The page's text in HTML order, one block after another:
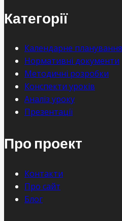
Категорії
Календарне планування
Нормативні документи
Методичні розробки
Конспекти уроків
Аналіз уроку
Презентації
Про проект
Контакти
Про сайт
Блог